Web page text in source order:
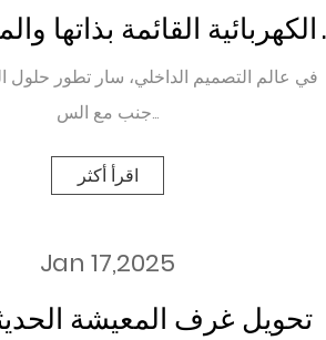
الكهربائية القائمة بذاتها
الحائط هي الطريق في
الداخلي
في عالم التصميم الداخلي، سار تطور حلول
جنب مع الس...
اقرأ أكثر
Jan 17,2025
تحويل غرف المعيشة